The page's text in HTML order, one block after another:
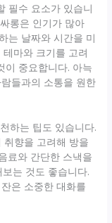
필수 요소가 있습니
롱은 인기가 많아
는 날짜와 시간을 미
마와 크기를 고려
이 중요합니다. 아늑
들과의 소통을 원한
하는 팁도 있습니다.
향을 고려해 방을
료와 간단한 스낵을
는 것도 좋습니다.
은 소중한 대화를